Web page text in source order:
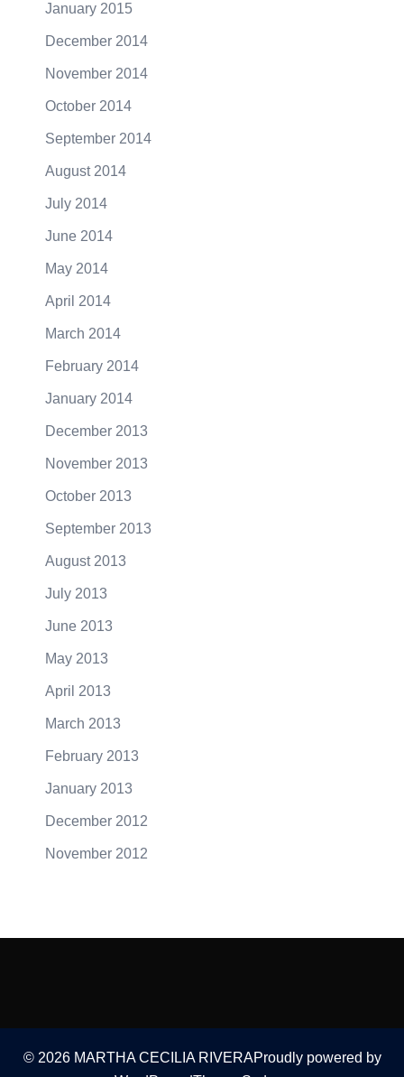
January 2015
December 2014
November 2014
October 2014
September 2014
August 2014
July 2014
June 2014
May 2014
April 2014
March 2014
February 2014
January 2014
December 2013
November 2013
October 2013
September 2013
August 2013
July 2013
June 2013
May 2013
April 2013
March 2013
February 2013
January 2013
December 2012
November 2012
© 2026 MARTHA CECILIA RIVERAProudly powered by